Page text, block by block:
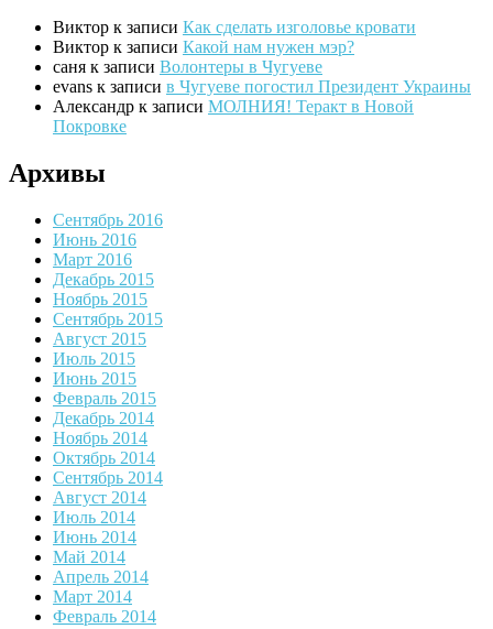
Виктор к записи Как сделать изголовье кровати
Виктор к записи Какой нам нужен мэр?
саня к записи Волонтеры в Чугуеве
evans к записи в Чугуеве погостил Президент Украины
Александр к записи МОЛНИЯ! Теракт в Новой
Покровке
Архивы
Сентябрь 2016
Июнь 2016
Март 2016
Декабрь 2015
Ноябрь 2015
Сентябрь 2015
Август 2015
Июль 2015
Июнь 2015
Февраль 2015
Декабрь 2014
Ноябрь 2014
Октябрь 2014
Сентябрь 2014
Август 2014
Июль 2014
Июнь 2014
Май 2014
Апрель 2014
Март 2014
Февраль 2014